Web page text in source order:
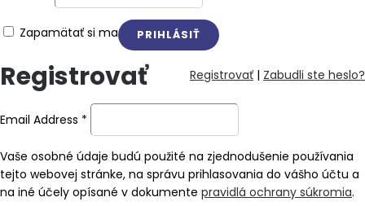
Zapamätať si ma
Registrovať | Zabudli ste heslo?
Registrovať
Email Address *
Vaše osobné údaje budú použité na zjednodušenie používania
tejto webovej stránke, na správu prihlasovania do vášho účtu a
na iné účely opísané v dokumente pravidlá ochrany súkromia.